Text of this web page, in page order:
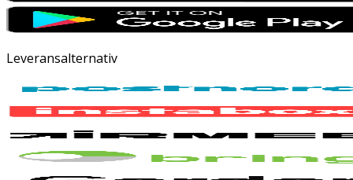
Leveransalternativ